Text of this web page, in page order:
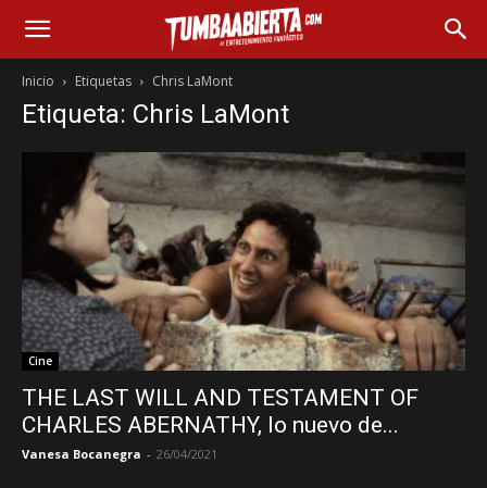
Inicio Etiquetas Chris LaMont
Etiqueta: Chris LaMont
Cine
THE LAST WILL AND TESTAMENT OF
CHARLES ABERNATHY, lo nuevo de...
Vanesa Bocanegra - 26/04/2021